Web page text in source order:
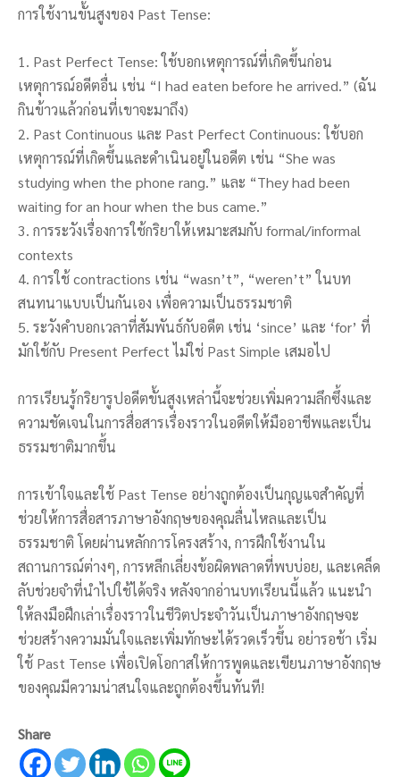
การใช้งานขั้นสูงของ Past Tense:
1. Past Perfect Tense: ใช้บอกเหตุการณ์ที่เกิดขึ้นก่อน
เหตุการณ์อดีตอื่น เช่น “I had eaten before he arrived.” (ฉัน
กินข้าวแล้วก่อนที่เขาจะมาถึง)
2. Past Continuous และ Past Perfect Continuous: ใช้บอก
เหตุการณ์ที่เกิดขึ้นและดำเนินอยู่ในอดีต เช่น “She was
studying when the phone rang.” และ “They had been
waiting for an hour when the bus came.”
3. การระวังเรื่องการใช้กริยาให้เหมาะสมกับ formal/informal
contexts
4. การใช้ contractions เช่น “wasn’t”, “weren’t” ในบท
สนทนาแบบเป็นกันเอง เพื่อความเป็นธรรมชาติ
5. ระวังคำบอกเวลาที่สัมพันธ์กับอดีต เช่น ‘since’ และ ‘for’ ที่
มักใช้กับ Present Perfect ไม่ใช่ Past Simple เสมอไป
การเรียนรู้กริยารูปอดีตขั้นสูงเหล่านี้จะช่วยเพิ่มความลึกซึ้งและ
ความชัดเจนในการสื่อสารเรื่องราวในอดีตให้มืออาชีพและเป็น
ธรรมชาติมากขึ้น
การเข้าใจและใช้ Past Tense อย่างถูกต้องเป็นกุญแจสำคัญที่
ช่วยให้การสื่อสารภาษาอังกฤษของคุณลื่นไหลและเป็น
ธรรมชาติ โดยผ่านหลักการโครงสร้าง, การฝึกใช้งานใน
สถานการณ์ต่างๆ, การหลีกเลี่ยงข้อผิดพลาดที่พบบ่อย, และเคล็ด
ลับช่วยจำที่นำไปใช้ได้จริง หลังจากอ่านบทเรียนนี้แล้ว แนะนำ
ให้ลงมือฝึกเล่าเรื่องราวในชีวิตประจำวันเป็นภาษาอังกฤษจะ
ช่วยสร้างความมั่นใจและเพิ่มทักษะได้รวดเร็วขึ้น อย่ารอช้า เริ่ม
ใช้ Past Tense เพื่อเปิดโอกาสให้การพูดและเขียนภาษาอังกฤษ
ของคุณมีความน่าสนใจและถูกต้องขึ้นทันที!
Share